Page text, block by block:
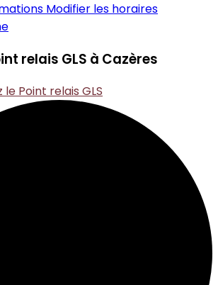
Modifier les horaires
relais GLS à Cazères
Point relais GLS